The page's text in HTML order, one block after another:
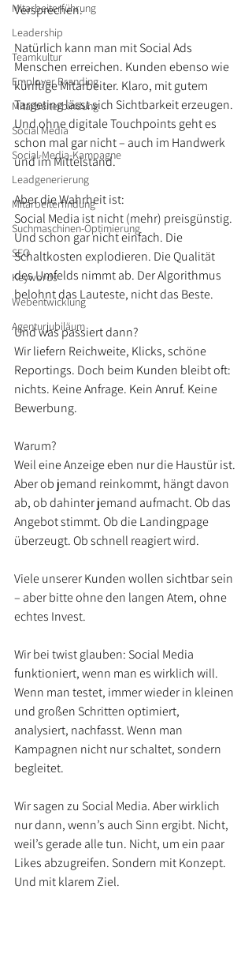
Mitarbeiterführung
Leadership
Teamkultur
Employer Branding
Mitarbeiterbindung
Social Media
Social-Media-Kampagne
Leadgenerierung
Mitarbeiterfindung
Suchmaschinen-Optimierung
SEO
Keywords
Webentwicklung
Agenturjubiläum
Versprechen.
Natürlich kann man mit Social Ads
Menschen erreichen. Kunden ebenso wie
künftige Mitarbeiter. Klaro, mit gutem
Targeting lässt sich Sichtbarkeit erzeugen.
Und ohne digitale Touchpoints geht es
schon mal gar nicht – auch im Handwerk
und im Mittelstand.
Aber die Wahrheit ist:
Social Media ist nicht (mehr) preisgünstig.
Und schon gar nicht einfach. Die
Schaltkosten explodieren. Die Qualität
des Umfelds nimmt ab. Der Algorithmus
belohnt das Lauteste, nicht das Beste.
Und was passiert dann?
Wir liefern Reichweite, Klicks, schöne
Reportings. Doch beim Kunden bleibt oft:
nichts. Keine Anfrage. Kein Anruf. Keine
Bewerbung.
Warum?
Weil eine Anzeige eben nur die Haustür ist.
Aber ob jemand reinkommt, hängt davon
ab, ob dahinter jemand aufmacht. Ob das
Angebot stimmt. Ob die Landingpage
überzeugt. Ob schnell reagiert wird.
Viele unserer Kunden wollen sichtbar sein
– aber bitte ohne den langen Atem, ohne
echtes Invest.
Wir bei twist glauben: Social Media
funktioniert, wenn man es wirklich will.
Wenn man testet, immer wieder in kleinen
und großen Schritten optimiert,
analysiert, nachfasst. Wenn man
Kampagnen nicht nur schaltet, sondern
begleitet.
Wir sagen zu Social Media. Aber wirklich
nur dann, wenn’s auch Sinn ergibt. Nicht,
weil’s gerade alle tun. Nicht, um ein paar
Likes abzugreifen. Sondern mit Konzept.
Und mit klarem Ziel.